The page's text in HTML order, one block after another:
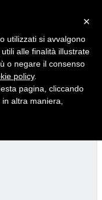
con
×
utilizzati si avvalgono
alle finalità illustrate
o negare il consenso
policy.
pagina, cliccando
altra maniera,